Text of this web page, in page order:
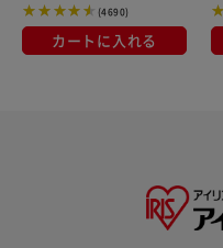
(4690)
カートに入れる